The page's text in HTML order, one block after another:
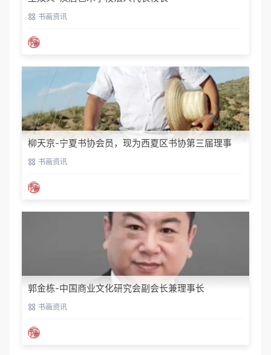
书画资讯
柳天京-宁夏书协会员，现为西夏区书协第三届理事
书画资讯
郭金栋-中国商业文化研究会副会长兼理事长
书画资讯